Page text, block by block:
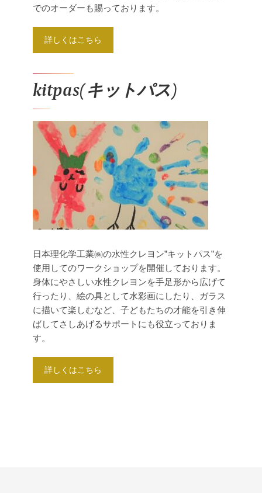
でのオーダーも賜っております。
詳しくはこちら
kitpas(キットパス)
日本理化学工業㈱の水性クレヨン”キットパス”を
使用してのワークショップを開催しております。
身体にやさしい水性クレヨンを手足形から広げて
行ったり、絵の具として水彩画にしたり、ガラス
に描いて楽しむなど、子どもたちの才能を引き伸
ばしてさしあげるサポートにも役立っておりま
す。
詳しくはこちら